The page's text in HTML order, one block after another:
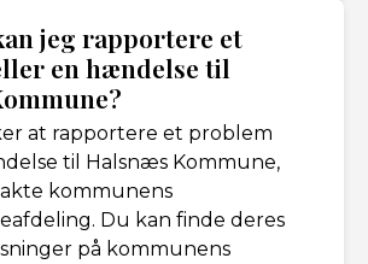
jeg rapportere et
en hændelse til
at rapportere et problem
til Halsnæs Kommune,
kommunens
Du kan finde deres
på kommunens